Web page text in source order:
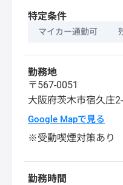
特定条件
マイカー通勤可
勤務地
〒567-0051
大阪府茨木市宿久庄
Google Mapで見る
※受動喫煙対策あり
勤務時間